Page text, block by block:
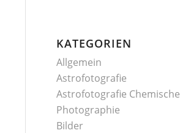
KATEGORIEN
Allgemein
Astrofotografie
Astrofotografie Chemische
Photographie
Bilder